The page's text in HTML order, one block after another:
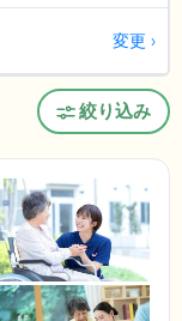
変更
絞り込み